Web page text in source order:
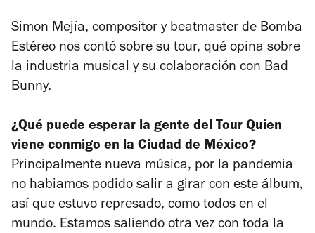
Simon Mejía, compositor y beatmaster de Bomba
Estéreo nos contó sobre su tour, qué opina sobre
la industria musical y su colaboración con Bad
Bunny.
¿Qué puede esperar la gente del Tour Quien
viene conmigo en la Ciudad de México?
Principalmente nueva música, por la pandemia
no habiamos podido salir a girar con este álbum,
así que estuvo represado, como todos en el
mundo. Estamos saliendo otra vez con toda la